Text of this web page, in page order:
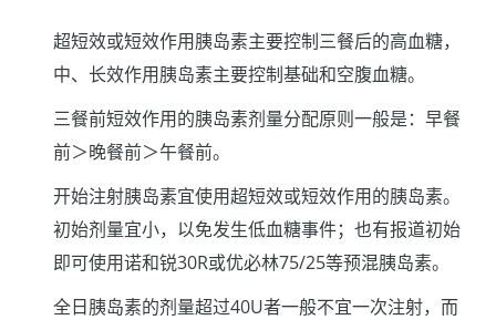
超短效或短效作用胰岛素主要控制三餐后的高血糖，
中、长效作用胰岛素主要控制基础和空腹血糖。
三餐前短效作用的胰岛素剂量分配原则一般是：早餐
前＞晚餐前＞午餐前。
开始注射胰岛素宜使用超短效或短效作用的胰岛素。
初始剂量宜小，以免发生低血糖事件；也有报道初始
即可使用诺和锐30R或优必林75/25等预混胰岛素。
全日胰岛素的剂量超过40U者一般不宜一次注射，而